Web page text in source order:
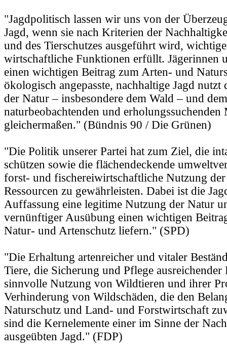
"Jagdpolitisch lassen wir uns von der
Jagd, wenn sie nach Kriterien der
und des Tierschutzes ausgeführt wird,
wirtschaftliche Funktionen erfüllt. Jägerinnen
einen wichtigen Beitrag zum Arten- und
ökologisch angepasste, nachhaltige Jagd nutzt
der Natur – insbesondere dem Wald – und dem
naturbeobachtenden und erholungssuchenden
gleichermaßen." (Bündnis 90 / Die Grünen)
"Die Politik unserer Partei hat zum Ziel, die
schützen sowie die flächendeckende
forst- und fischereiwirtschaftliche Nutzung
Ressourcen zu gewährleisten. Dabei ist die
Auffassung eine legitime Nutzung der Natur
vernünftiger Ausübung einen wichtigen
Natur- und Artenschutz liefern." (SPD)
"Die Erhaltung artenreicher und vitaler
Tiere, die Sicherung und Pflege ausreichender
sinnvolle Nutzung von Wildtieren und ihrer
Verhinderung von Wildschäden, die den
Naturschutz und Land- und Forstwirtschaft
sind die Kernelemente einer im Sinne der
ausgeübten Jagd." (FDP)